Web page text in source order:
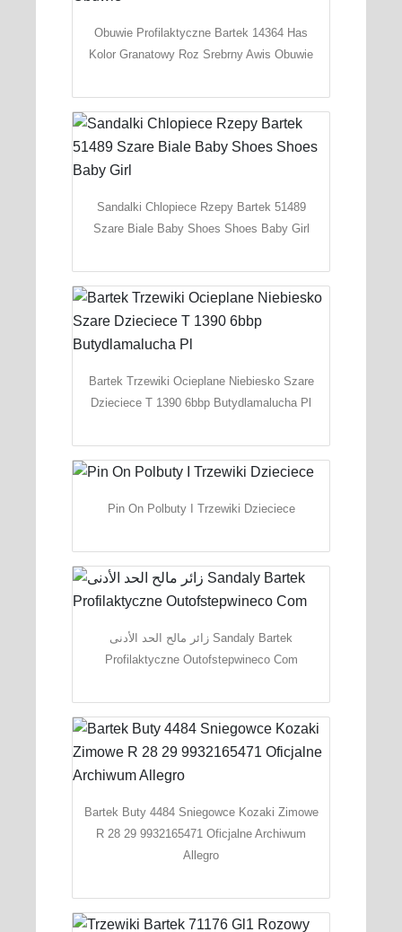
Obuwie Profilaktyczne Bartek 14364 Has
Kolor Granatowy Roz Srebrny Awis Obuwie
Sandalki Chlopiece Rzepy Bartek 51489
Szare Biale Baby Shoes Shoes Baby Girl
Bartek Trzewiki Ocieplane Niebiesko Szare
Dzieciece T 1390 6bbp Butydlamalucha Pl
Pin On Polbuty I Trzewiki Dzieciece
زائر مالح الحد الأدنى Sandaly Bartek
Profilaktyczne Outofstepwineco Com
Bartek Buty 4484 Sniegowce Kozaki Zimowe
R 28 29 9932165471 Oficjalne Archiwum
Allegro